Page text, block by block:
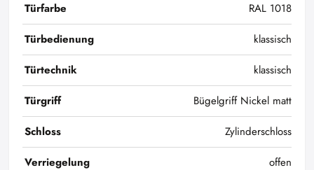
Türfarbe
RAL 1018
Türbedienung
klassisch
Türtechnik
klassisch
Türgriff
Bügelgriff Nickel matt
Schloss
Zylinderschloss
Verriegelung
offen